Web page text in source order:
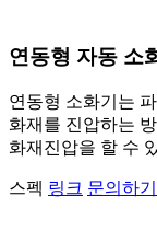
연동형 자동 소
연동형 소화기는
화재를 진압하는
화재진압을 할 수
스펙 링크 문의하기